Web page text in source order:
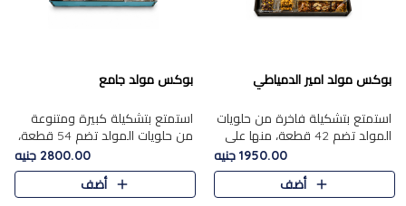
بوكس مولد امير الدمياطي
استمتع بتشكيلة فاخرة من حلويات
المولد تضم 42 قطعة، منها علي
بابا بالمكسرات، الجزرية بالفول....
1950.00 جنيه
أضف
بوكس مولد جامع
استمتع بتشكيلة كبيرة ومتنوعة
من حلويات المولد تضم 54 قطعة،
منها الجزرية بالفول والبندق، علي
بابا بالمكسرات، الملبن.....
2800.00 جنيه
أضف